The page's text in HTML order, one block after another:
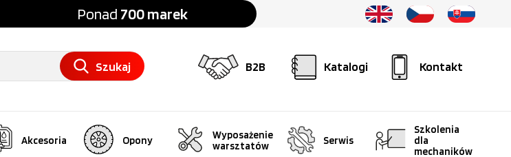
Ponad 700 marek
B2B Katalogi Kontakt
Szukaj
Akcesoria Opony
Wyposażenie
warsztatów
Serwis
Szkolenia
dla
mechaników